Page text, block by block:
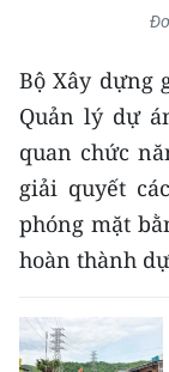
Duyên hải
Nguyên
Đông Nam Bộ
Đồng bằng
Chuyên trang
Chuyên trang
CHUYÊN ĐỀ
Bộ Xây dựng
Quản lý dự
quan chức
giải quyết
phóng mặt
hoàn thành